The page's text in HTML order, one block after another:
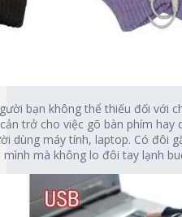
bạn không thể thiếu đối với
trở cho việc gõ bàn phím hay
dùng máy tính, laptop. Có đôi
mà không lo đôi tay lạnh